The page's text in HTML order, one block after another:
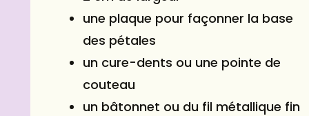
une plaque pour façonner la base
des pétales
un cure-dents ou une pointe de
couteau
un bâtonnet ou du fil métallique fin